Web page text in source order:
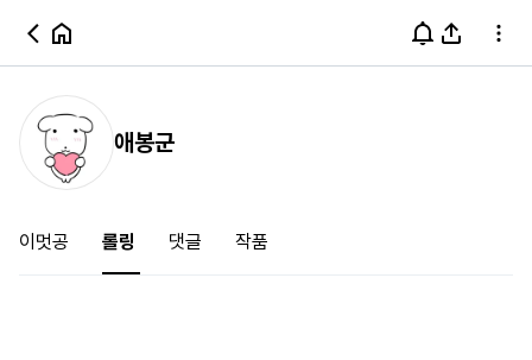
애봉군
이멋공 롤링 댓글 작품